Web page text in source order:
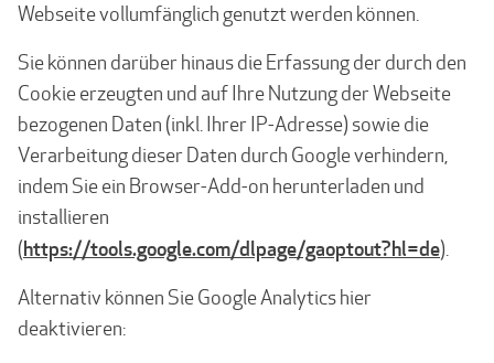
Webseite vollumfänglich genutzt werden können.
Sie können darüber hinaus die Erfassung der durch den
Cookie erzeugten und auf Ihre Nutzung der Webseite
bezogenen Daten (inkl. Ihrer IP-Adresse) sowie die
Verarbeitung dieser Daten durch Google verhindern,
indem Sie ein Browser-Add-on herunterladen und
installieren
(https://tools.google.com/dlpage/gaoptout?hl=de).
Alternativ können Sie Google Analytics hier
deaktivieren: